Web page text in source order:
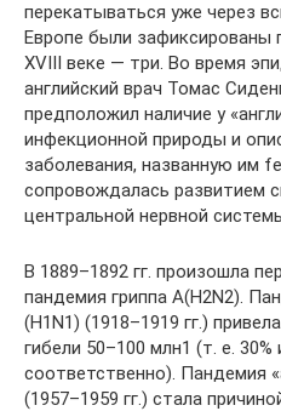
перекатываться уже через
Европе были зафиксированы
XVIII веке — три. Во время
английский врач Томас
предположил наличие у
инфекционной природы и
заболевания, названную им
сопровождалась развитием
центральной нервной
В 1889–1892 гг. произошла
пандемия гриппа А(H2N2).
(H1N1) (1918–1919 гг.)
гибели 50–100 млн1 (т. е. 30%
соответственно). Пандемия
(1957–1959 гг.) стала